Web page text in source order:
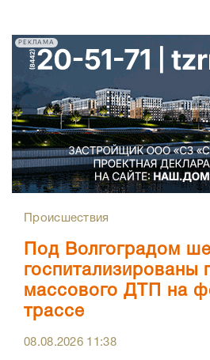
РЕКЛАМА
Происшествия
Под Волгоградом
госпитализированы
массового ДТП на
трассе
08.08.2026 11:38